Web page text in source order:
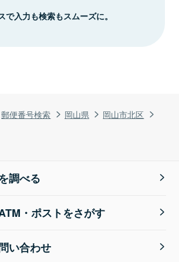
郵便番号検索 岡山県
岡山市北区
で入力も検索もスムーズに。
調べる
・ポストをさがす
い合わせ